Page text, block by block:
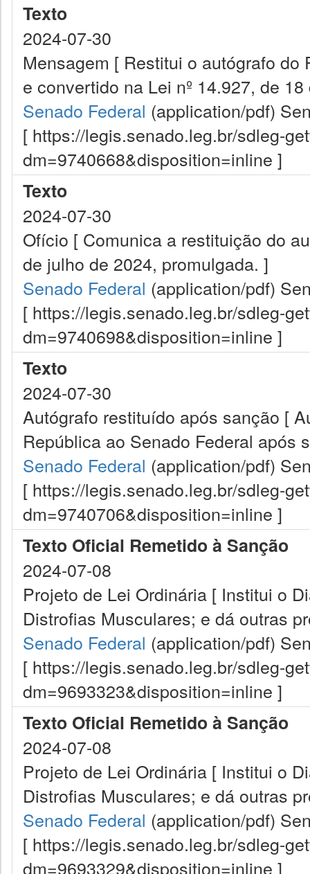
Texto
2024-07-30
Mensagem [ Restitui o autógrafo do
e convertido na Lei nº 14.927, de
Senado Federal (application/pdf)
[ https://legis.senado.leg.br/sdleg-
dm=9740668&disposition=inline ]
Texto
2024-07-30
Ofício [ Comunica a restituição do
de julho de 2024, promulgada. ]
Senado Federal (application/pdf)
[ https://legis.senado.leg.br/sdleg-
dm=9740698&disposition=inline ]
Texto
2024-07-30
Autógrafo restituído após sanção [
República ao Senado Federal após
Senado Federal (application/pdf)
[ https://legis.senado.leg.br/sdleg-
dm=9740706&disposition=inline ]
Texto Oficial Remetido à Sanção
2024-07-08
Projeto de Lei Ordinária [ Institui o
Distrofias Musculares; e dá outras
Senado Federal (application/pdf)
[ https://legis.senado.leg.br/sdleg-
dm=9693323&disposition=inline ]
Texto Oficial Remetido à Sanção
2024-07-08
Projeto de Lei Ordinária [ Institui o
Distrofias Musculares; e dá outras
Senado Federal (application/pdf)
[ https://legis.senado.leg.br/sdleg-
dm=9693329&disposition=inline ]